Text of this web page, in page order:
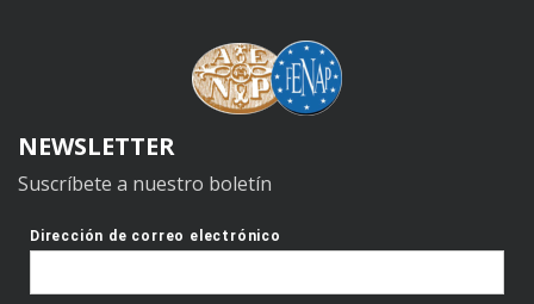
NEWSLETTER
Suscríbete a nuestro boletín